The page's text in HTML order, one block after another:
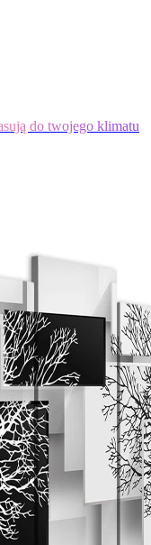
do twojego klimatu